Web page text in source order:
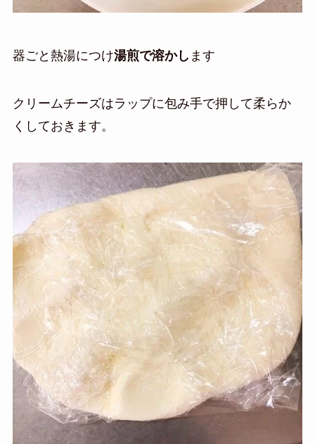
器ごと熱湯につけ湯煎で溶かし ます
クリームチーズはラップに包み手で押して柔らか
くしておきます。